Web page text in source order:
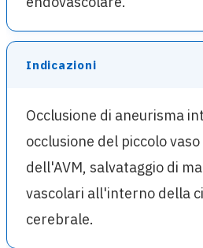
Indicazioni
Occlusione di aneurisma
occlusione del piccolo
dell'AVM, salvataggio di
vascolari all'interno della
cerebrale.